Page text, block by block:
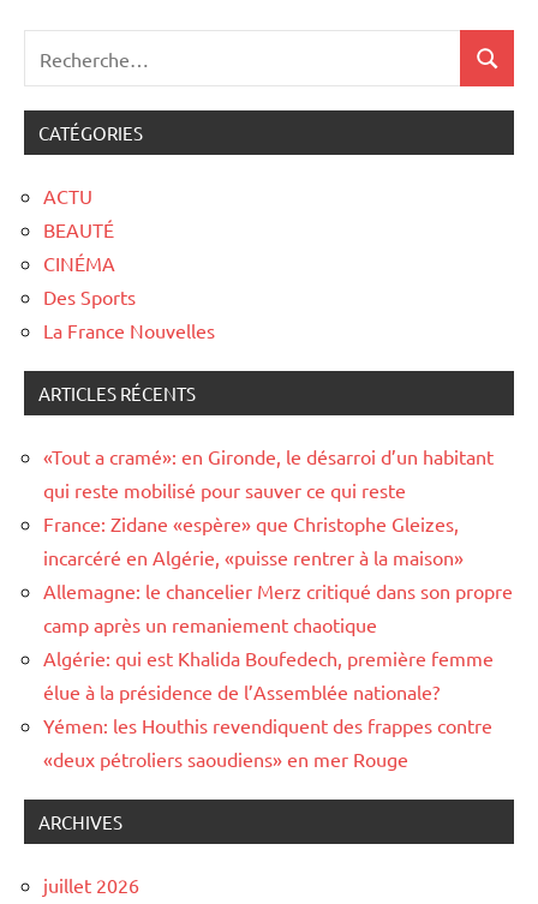
CATÉGORIES
ACTU
BEAUTÉ
CINÉMA
Des Sports
La France Nouvelles
ARTICLES RÉCENTS
«Tout a cramé»: en Gironde, le désarroi d’un habitant
qui reste mobilisé pour sauver ce qui reste
France: Zidane «espère» que Christophe Gleizes,
incarcéré en Algérie, «puisse rentrer à la maison»
Allemagne: le chancelier Merz critiqué dans son propre
camp après un remaniement chaotique
Algérie: qui est Khalida Boufedech, première femme
élue à la présidence de l’Assemblée nationale?
Yémen: les Houthis revendiquent des frappes contre
«deux pétroliers saoudiens» en mer Rouge
ARCHIVES
juillet 2026